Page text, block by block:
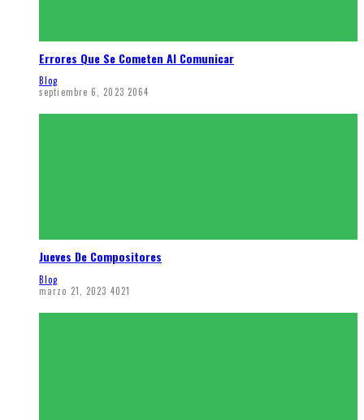
Errores Que Se Cometen Al Comunicar
Blog
septiembre 6, 2023 2064
Jueves De Compositores
Blog
marzo 21, 2023 4021